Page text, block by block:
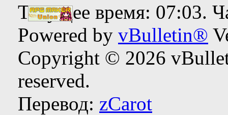
Текущее время: 07:03.
Powered by vBulletin®
Copyright © 2026
reserved.
Перевод: zCarot